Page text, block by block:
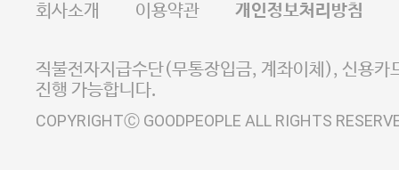
E-MAIL goodpeople@gpin.co.kr
사업자정보확인
이니시스 에스크로 서비
회사소개 이용약관 개인정보처리방침
직불전자지급수단(무통장입금, 계좌이체), 신용카
진행 가능합니다.
COPYRIGHTⒸ GOODPEOPLE ALL RIGHTS